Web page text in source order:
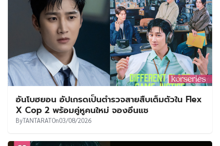
อันโบฮยอน อัปเกรดเป็นตำรวจสายสืบเต็มตัวใน Flex
X Cop 2 พร้อมคู่หูคนใหม่ จองอึนแช
ByTANTARATOn03/08/2026